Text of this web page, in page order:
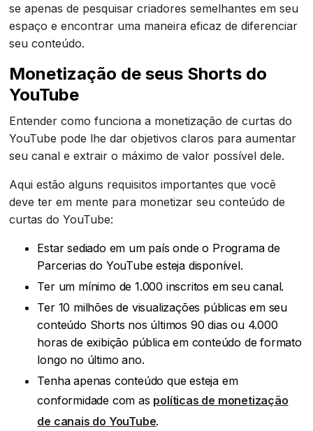
se apenas de pesquisar criadores semelhantes em seu
espaço e encontrar uma maneira eficaz de diferenciar
seu conteúdo.
Monetização de seus Shorts do
YouTube
Entender como funciona a monetização de curtas do
YouTube pode lhe dar objetivos claros para aumentar
seu canal e extrair o máximo de valor possível dele.
Aqui estão alguns requisitos importantes que você
deve ter em mente para monetizar seu conteúdo de
curtas do YouTube:
Estar sediado em um país onde o Programa de
Parcerias do YouTube esteja disponível.
Ter um mínimo de 1.000 inscritos em seu canal.
Ter 10 milhões de visualizações públicas em seu
conteúdo Shorts nos últimos 90 dias ou 4.000
horas de exibição pública em conteúdo de formato
longo no último ano.
Tenha apenas conteúdo que esteja em
conformidade com as políticas de monetização
de canais do YouTube.